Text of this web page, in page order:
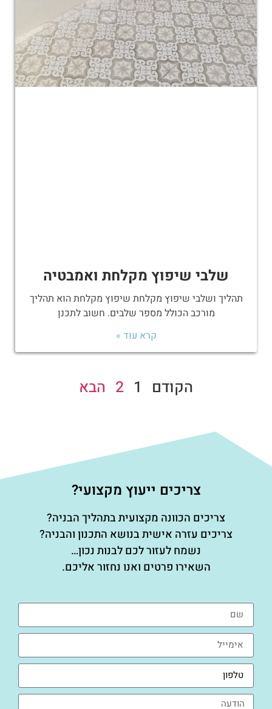
שלבי שיפוץ מקלחת ואמבטיה
תהליך ושלבי שיפוץ מקלחת שיפוץ מקלחת הוא תהליך
מורכב הכולל מספר שלבים. חשוב לתכנן
קרא עוד »
הקודם 1
2 הבא
צריכים ייעוץ מקצועי?
צריכים הכוונה מקצועית בתהליך הבניה?
צריכים עזרה אישית בנושא התכנון והבניה?
נשמח לעזור לכם לבנות נכון…
השאירו פרטים ואנו נחזור אליכם.